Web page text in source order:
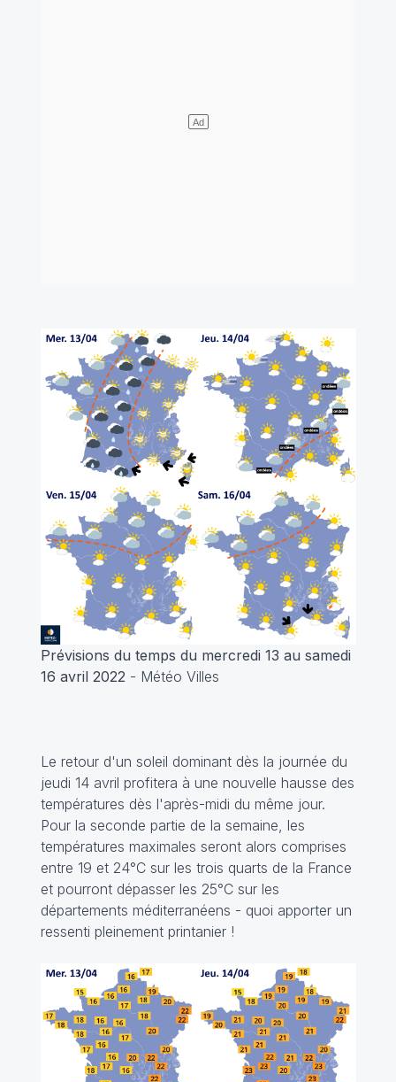
Prévisions du temps du mercredi 13 au samedi
16 avril 2022 - Météo Villes
Le retour d'un soleil dominant dès la journée du
jeudi 14 avril profitera à une nouvelle hausse des
températures dès l'après-midi du même jour.
Pour la seconde partie de la semaine, les
températures maximales seront alors comprises
entre 19 et 24°C sur les trois quarts de la France
et pourront dépasser les 25°C sur les
départements méditerranéens - quoi apporter un
ressenti pleinement printanier !